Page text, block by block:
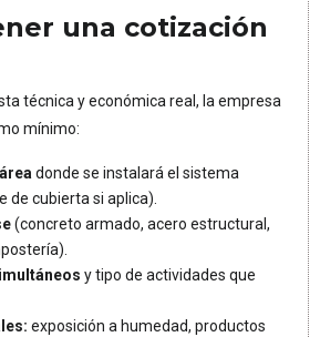
una cotización
técnica y económica real, la empresa
mínimo:
donde se instalará el sistema
de cubierta si aplica).
(concreto armado, acero estructural,
y tipo de actividades que
exposición a humedad, productos